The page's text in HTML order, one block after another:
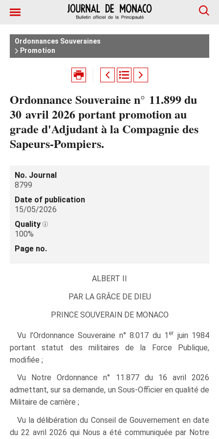
Ordonnances Souveraines
Promotion
Ordonnance Souveraine n° 11.899 du
30 avril 2026 portant promotion au
grade d'Adjudant à la Compagnie des
Sapeurs-Pompiers.
No. Journal
8799
Date of publication
15/05/2026
Quality
100%
Page no.
ALBERT II
PAR LA GRÂCE DE DIEU
PRINCE SOUVERAIN DE MONACO
Vu l’Ordonnance Souveraine n° 8.017 du 1 er juin 1984
portant statut des militaires de la Force Publique,
modifiée ;
Vu Notre Ordonnance n° 11.877 du 16 avril 2026
admettant, sur sa demande, un Sous-Officier en qualité de
Militaire de carrière ;
Vu la délibération du Conseil de Gouvernement en date
du 22 avril 2026 qui Nous a été communiquée par Notre